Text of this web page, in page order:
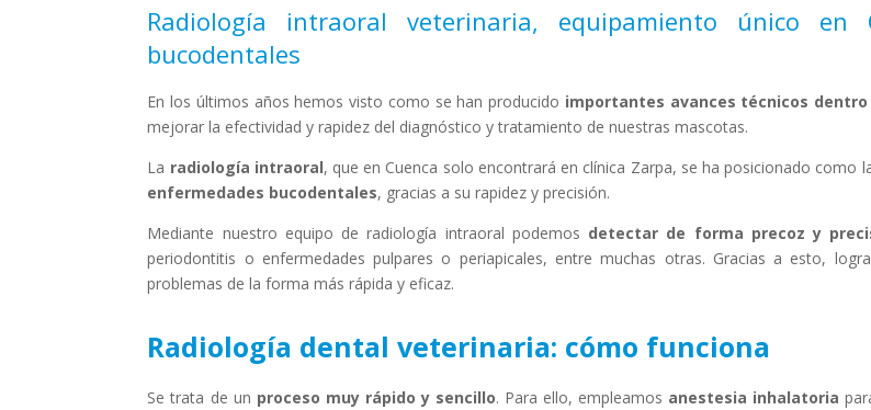
Radiología intraoral veterinaria, equipamiento único en
bucodentales
En los últimos años hemos visto como se han producido importantes avances técnicos
mejorar la efectividad y rapidez del diagnóstico y tratamiento de nuestras mascotas.
La radiología intraoral, que en Cuenca solo encontrará en clínica Zarpa, se ha posicionado como
enfermedades bucodentales, gracias a su rapidez y precisión.
Mediante nuestro equipo de radiología intraoral podemos detectar de forma precoz y
periodontitis o enfermedades pulpares o periapicales, entre muchas otras. Gracias a esto,
problemas de la forma más rápida y eficaz.
Radiología dental veterinaria: cómo funciona
Se trata de un proceso muy rápido y sencillo. Para ello, empleamos anestesia inhalatoria